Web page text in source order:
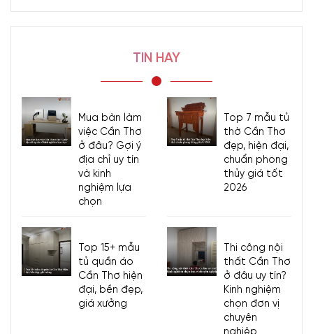
TIN HAY
Mua bàn làm
việc Cần Thơ
ở đâu? Gợi ý
địa chỉ uy tín
và kinh
nghiệm lựa
chọn
Top 7 mẫu tủ
thờ Cần Thơ
đẹp, hiện đại,
chuẩn phong
thủy giá tốt
2026
Top 15+ mẫu
tủ quần áo
Cần Thơ hiện
đại, bền đẹp,
giá xưởng
Thi công nội
thất Cần Thơ
ở đâu uy tín?
Kinh nghiệm
chọn đơn vị
chuyên
nghiệp